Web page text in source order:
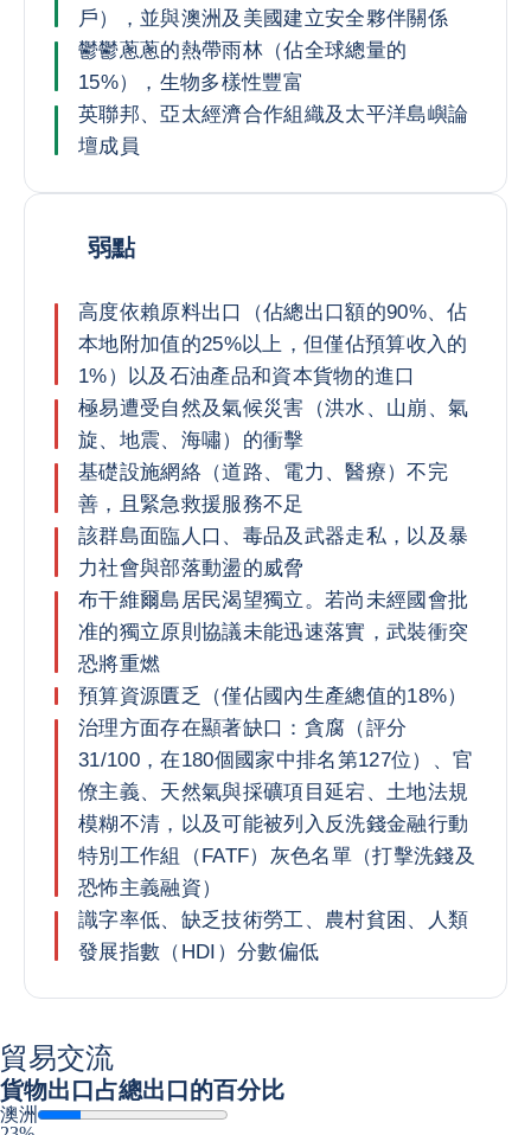
戶），並與澳洲及美國建立安全夥伴關係
鬱鬱蔥蔥的熱帶雨林（佔全球總量的
15%），生物多樣性豐富
英聯邦、亞太經濟合作組織及太平洋島嶼論
壇成員
弱點
高度依賴原料出口（佔總出口額的90%、佔
本地附加值的25%以上，但僅佔預算收入的
1%）以及石油產品和資本貨物的進口
極易遭受自然及氣候災害（洪水、山崩、氣
旋、地震、海嘯）的衝擊
基礎設施網絡（道路、電力、醫療）不完
善，且緊急救援服務不足
該群島面臨人口、毒品及武器走私，以及暴
力社會與部落動盪的威脅
布干維爾島居民渴望獨立。若尚未經國會批
准的獨立原則協議未能迅速落實，武裝衝突
恐將重燃
預算資源匱乏（僅佔國內生產總值的18%）
治理方面存在顯著缺口：貪腐（評分
31/100，在180個國家中排名第127位）、官
僚主義、天然氣與採礦項目延宕、土地法規
模糊不清，以及可能被列入反洗錢金融行動
特別工作組（FATF）灰色名單（打擊洗錢及
恐怖主義融資）
識字率低、缺乏技術勞工、農村貧困、人類
發展指數（HDI）分數偏低
貿易交流
貨物出口占總出口的百分比
澳洲